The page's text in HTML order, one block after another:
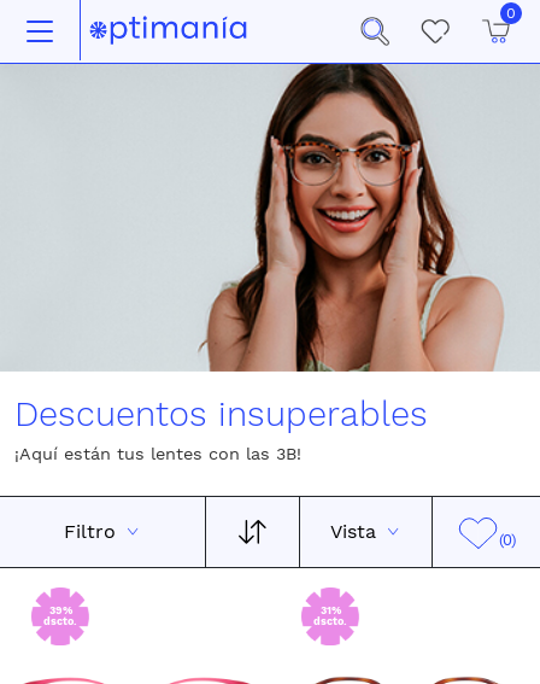
0
Descuentos insuperables
¡Aquí están tus lentes con las 3B!
Filtro Vista (0)
39%
dscto.
31%
dscto.